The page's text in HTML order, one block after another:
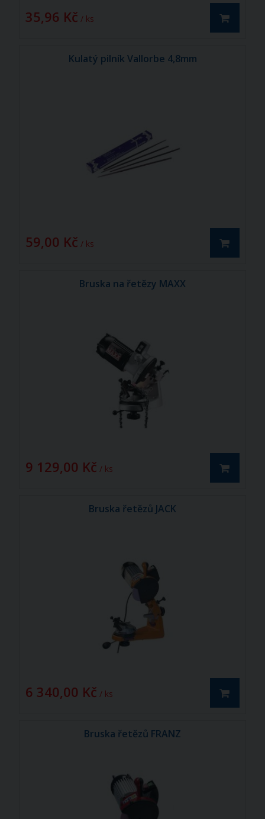
35,96 Kč / ks
Kulatý pilník Vallorbe 4,8mm
59,00 Kč / ks
Bruska na řetězy MAXX
9 129,00 Kč / ks
Bruska řetězů JACK
6 340,00 Kč / ks
Bruska řetězů FRANZ